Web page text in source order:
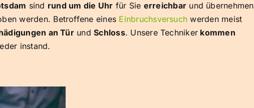
sind rund um die Uhr für Sie erreichbar und übernehmen
werden. Betroffene eines Einbruchsversuch werden meist
an TürundSchloss. Unsere Techniker kommen
instand.